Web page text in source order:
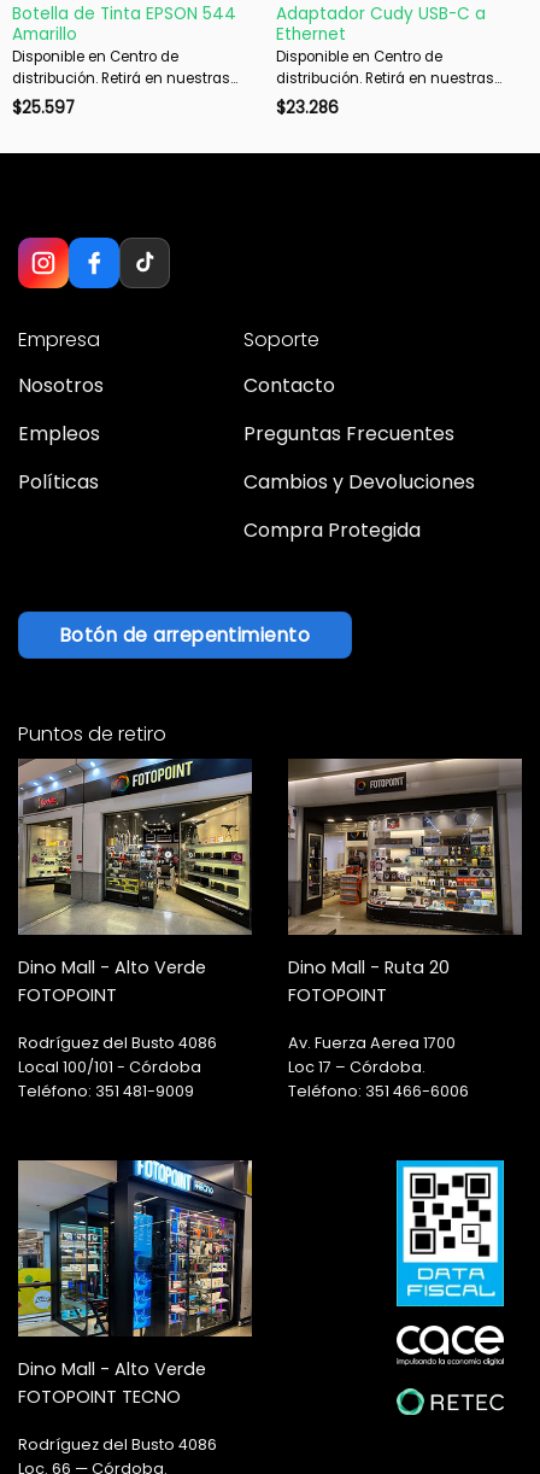
Botella de Tinta EPSON 544
Amarillo
Disponible en Centro de
distribución. Retirá en nuestras
sucursales en 48 hs hábiles. Si es
$25.597
Adaptador Cudy USB-C a
Ethernet
Disponible en Centro de
distribución. Retirá en nuestras
sucursales en 48 hs hábiles. Si es
$23.286
Empresa
Nosotros
Empleos
Políticas
Soporte
Contacto
Preguntas Frecuentes
Cambios y Devoluciones
Compra Protegida
Botón de arrepentimiento
Puntos de retiro
Dino Mall - Alto Verde
FOTOPOINT
Rodríguez del Busto 4086
Local 100/101 - Córdoba
Teléfono: 351 481-9009
Dino Mall - Ruta 20
FOTOPOINT
Av. Fuerza Aerea 1700
Loc 17 – Córdoba.
Teléfono: 351 466-6006
Dino Mall - Alto Verde
FOTOPOINT TECNO
Rodríguez del Busto 4086
Loc. 66 — Córdoba.